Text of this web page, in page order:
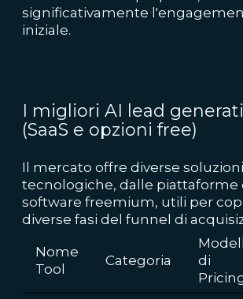
significativamente
iniziale.
I migliori AI lead
(SaaS e opzioni free)
Il mercato offre diverse soluzioni
tecnologiche, dalle piattaforme
software freemium, utili per
diverse fasi del funnel di
Nome
Tool
Categoria
di